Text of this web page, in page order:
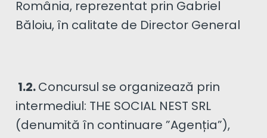
România, reprezentat prin Gabriel
Băloiu, în calitate de Director General
1.2. Concursul se organizează prin
intermediul: THE SOCIAL NEST SRL
(denumită în continuare ”Agenția”),